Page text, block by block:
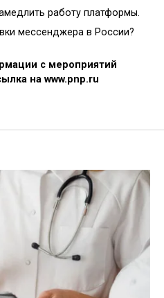
работу платформы.
мессенджера в России?
с мероприятий
на www.pnp.ru